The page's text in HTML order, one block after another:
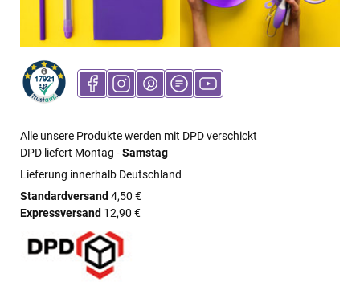
Alle unsere Produkte werden mit DPD verschickt
DPD liefert Montag -Samstag
Lieferung innerhalb Deutschland
Standardversand 4,50 €
Expressversand 12,90 €